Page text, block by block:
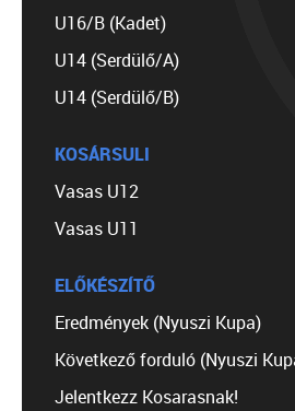
U16/B (Kadet)
U14 (Serdülő/A)
U14 (Serdülő/B)
KOSÁRSULI
Vasas U12
Vasas U11
ELŐKÉSZÍTŐ
Eredmények (Nyuszi Kupa)
Következő forduló (Nyuszi
Jelentkezz Kosarasnak!